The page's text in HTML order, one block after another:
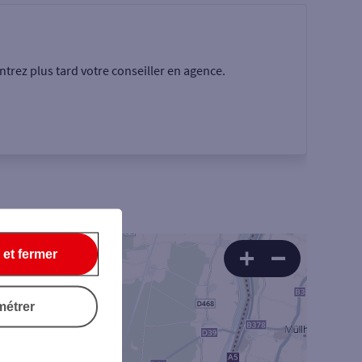
plus tard votre conseiller en agence.
+
fermer